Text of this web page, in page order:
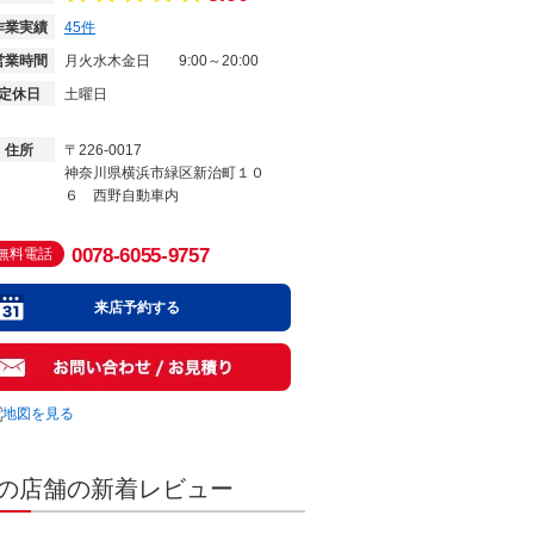
業実績 45件
業時間
月火水木金日
9:00～20:00
休日
土曜日
住所
〒226-0017
神奈川県横浜市緑区新治町１０
６ 西野自動車内
料電話 0078-6055-9757
来店予約する
店舗の新着レビュー